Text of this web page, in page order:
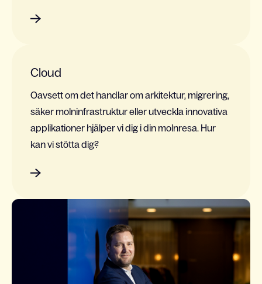
Cloud
Oavsett om det handlar om arkitektur, migrering,
säker molninfrastruktur eller utveckla innovativa
applikationer hjälper vi dig i din molnresa. Hur
kan vi stötta dig?